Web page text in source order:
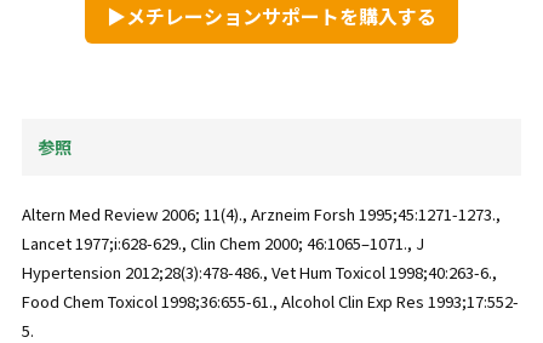
▶メチレーションサポートを購入する
参照
Altern Med Review 2006; 11(4)., Arzneim Forsh 1995;45:1271-1273.,
Lancet 1977;i:628-629., Clin Chem 2000; 46:1065–1071., J
Hypertension 2012;28(3):478-486., Vet Hum Toxicol 1998;40:263-6.,
Food Chem Toxicol 1998;36:655-61., Alcohol Clin Exp Res 1993;17:552-
5.